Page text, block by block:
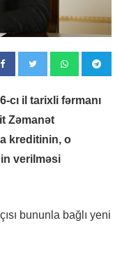
cı il tarixli fərmanı
Zəmanət
kreditinin, o
verilməsi
bununla bağlı yeni